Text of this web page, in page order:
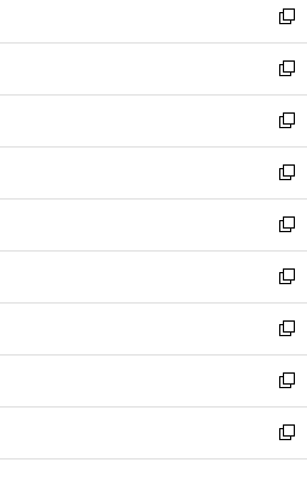
く
で
開
く
ド
ウ
で
開
く
い
ウ
ィ
ン
ド
ウ
で
開
く
新
し
い
ウ
ィ
ン
ド
ウ
で
開
く
新
し
い
ウ
ィ
ン
ド
ウ
で
開
く
新
し
い
ウ
ィ
ン
ド
ウ
で
開
く
新
し
い
ウ
ィ
ン
ド
ウ
で
開
く
新
し
い
ウ
ィ
ン
ド
ウ
で
開
新
し
い
ウ
ィ
ン
ド
ウ
新
し
い
ウ
ィ
ン
新
し
い
ウ
新
し